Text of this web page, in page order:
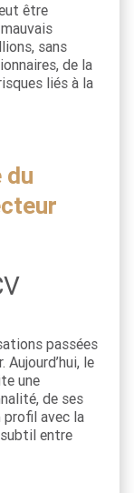
être
sans
de la
liés à la
du
passées
Aujourd’hui, le
une
de ses
avec la
subtil entre